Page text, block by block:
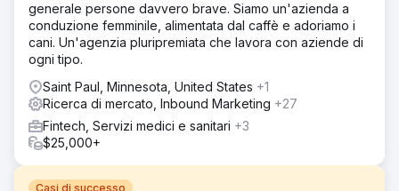
generale persone davvero brave. Siamo un'azienda a
conduzione femminile, alimentata dal caffè e adoriamo i
cani. Un'agenzia pluripremiata che lavora con aziende di
ogni tipo.
Saint Paul, Minnesota, United States +1
Ricerca di mercato, Inbound Marketing +27
Fintech, Servizi medici e sanitari +3
$25,000+
Casi di successo